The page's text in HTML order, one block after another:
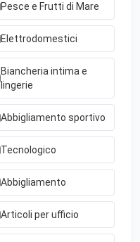
Pesce e Frutti di Mare
Elettrodomestici
Biancheria intima e
lingerie
Abbigliamento sportivo
Tecnologico
Abbigliamento
Articoli per ufficio